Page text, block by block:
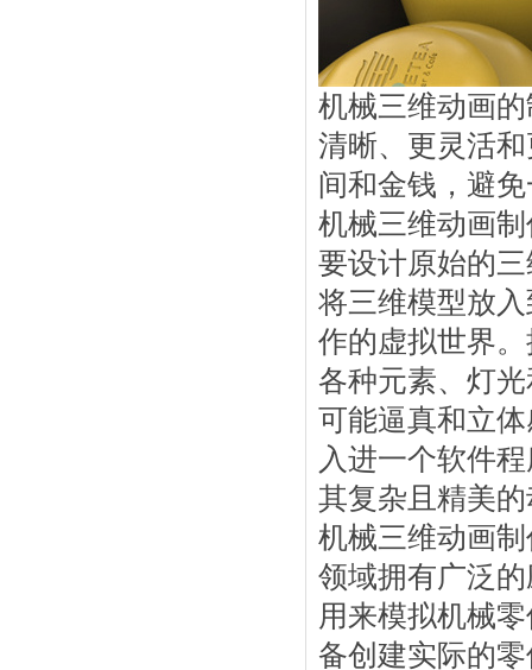
机械三维动画
清晰、更灵活
间和金钱，避
机械三维动画
要设计原始的
将三维模型放
作的虚拟世界
各种元素、灯
可能逼真和立
入进一个软件
其复杂且精美
机械三维动画
领域拥有广泛
用来模拟机械
备创建实际的